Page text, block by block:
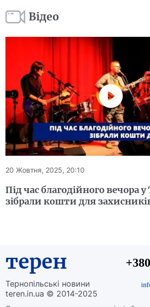
Відео
20 Жовтня, 2025, 20:10
Під час благодійного вечора
зібрали кошти для
терен
Тернопільські новини
teren.in.ua © 2014-2025